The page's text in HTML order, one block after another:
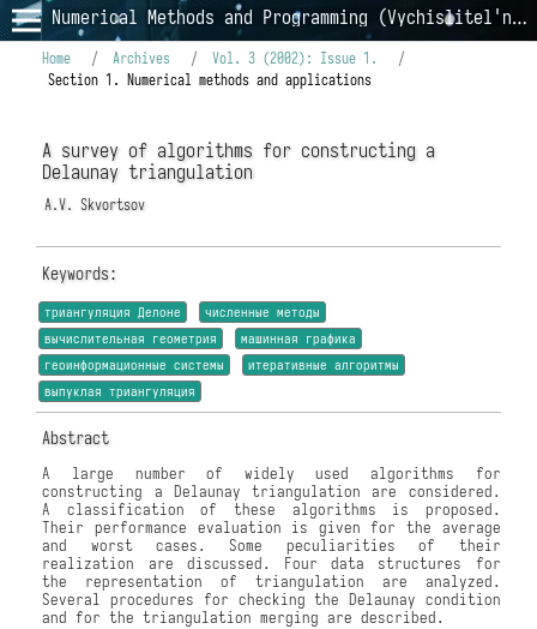
Numerical Methods and Programming (Vychislitel'nye Metody i Programmirovanie)
Home / Archives / Vol. 3 (2002): Issue 1.
/
Section 1. Numerical methods and applications
A survey of algorithms for constructing a
Delaunay triangulation
A.V. Skvortsov
Keywords:
триангуляция Делоне
численные методы
вычислительная геометрия
машинная графика
геоинформационные системы
итеративные алгоритмы
выпуклая триангуляция
Abstract
A large number of widely used algorithms for
constructing a Delaunay triangulation are considered.
A classification of these algorithms is proposed.
Their performance evaluation is given for the average
and worst cases. Some peculiarities of their
realization are discussed. Four data structures for
the representation of triangulation are analyzed.
Several procedures for checking the Delaunay condition
and for the triangulation merging are described.